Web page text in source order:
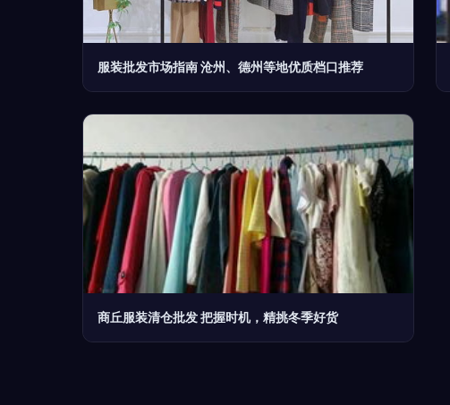
服装批发市场指南 沧州、德州等地优质档口推荐
商丘服装清仓批发 把握时机，精挑冬季好货